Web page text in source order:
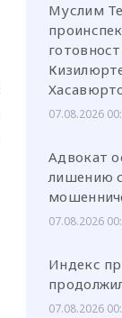
Муслим
07.08.2026
Адвокат
лишению
07.08.2026
Индекс
07.08.2026